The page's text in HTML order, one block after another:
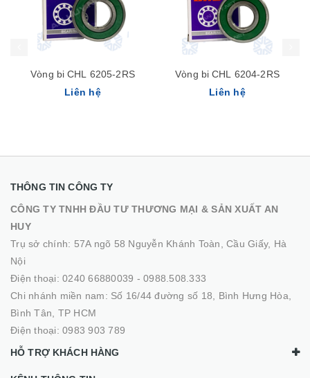
Vòng bi CHL 6205-2RS
Liên hệ
Vòng bi CHL 6204-2RS
Liên hệ
THÔNG TIN CÔNG TY
CÔNG TY TNHH ĐẦU TƯ THƯƠNG MẠI & SẢN XUẤT AN
HUY
Trụ sở chính: 57A ngõ 58 Nguyễn Khánh Toàn, Cầu Giấy, Hà
Nội
Điện thoại: 0240 66880039 - 0988.508.333
Chi nhánh miền nam: Số 16/44 đường số 18, Bình Hưng Hòa,
Bình Tân, TP HCM
Điện thoại: 0983 903 789
HỖ TRỢ KHÁCH HÀNG